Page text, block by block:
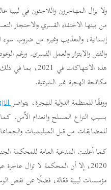
ولا يزال المهاجرون واللاجئون في ليبيا
من بينها الاختفاء القسري
إنسانية، والتعذيب وغيره من ضروب
والقتل والابتزاز والعمل القسري. ورغم
هذه الانتهاكات
مكافحة الهجرة غير الشرعية.
ووفقًا للمنظمة الدولية للهجرة، يتواصل
بسبب النزاع المسلح وانعدام الأمن.
للمضايقات من قبل الميليشيات
كما أعلنت المدعية العامة للمحكمة
2020، إلا أن المحكمة لا تزال
مؤسسات ليبية فعّالة، فضلًا عن نقص